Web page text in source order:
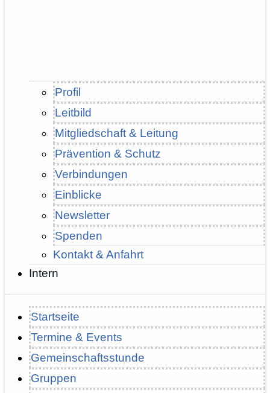
Profil
Leitbild
Mitgliedschaft & Leitung
Prävention & Schutz
Verbindungen
Einblicke
Newsletter
Spenden
Kontakt & Anfahrt
Intern
Startseite
Termine & Events
Gemeinschaftsstunde
Gruppen